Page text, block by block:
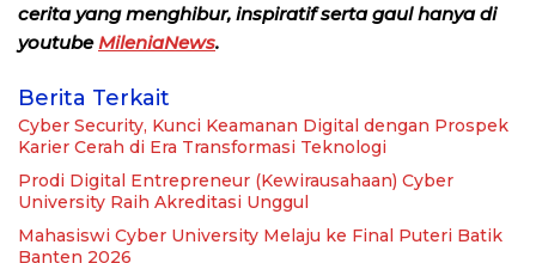
cerita yang menghibur, inspiratif serta gaul hanya di
youtube MileniaNews.
Berita Terkait
Cyber Security, Kunci Keamanan Digital dengan Prospek
Karier Cerah di Era Transformasi Teknologi
Prodi Digital Entrepreneur (Kewirausahaan) Cyber
University Raih Akreditasi Unggul
Mahasiswi Cyber University Melaju ke Final Puteri Batik
Banten 2026